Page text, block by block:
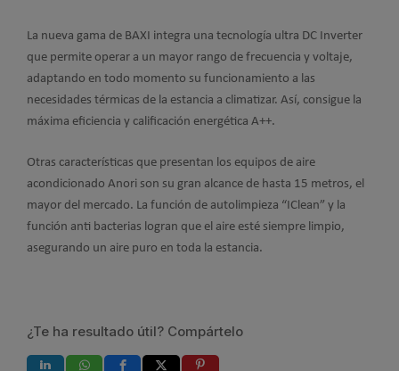
La nueva gama de BAXI integra una tecnología ultra DC Inverter
que permite operar a un mayor rango de frecuencia y voltaje,
adaptando en todo momento su funcionamiento a las
necesidades térmicas de la estancia a climatizar. Así, consigue la
máxima eficiencia y calificación energética A++.
Otras características que presentan los equipos de aire
acondicionado Anori son su gran alcance de hasta 15 metros, el
mayor del mercado. La función de autolimpieza “IClean” y la
función anti bacterias logran que el aire esté siempre limpio,
asegurando un aire puro en toda la estancia.
¿Te ha resultado útil? Compártelo